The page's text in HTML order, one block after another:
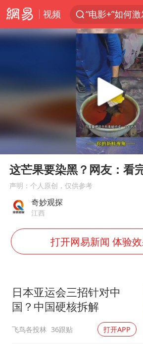
视频
向鹏0-3不敌张
台风白海豚加
“新疆阿勒泰八
陈幸同晋级
“立秋的第一
宇树科技中一
夯实基础开新
Play
00:00
这芒果要染黑？网友：看
声明：个人原创，仅供参考
奇妙观探
江西
打开网易新闻 体验
日本亚运会三招针对中
国？中国硬核拆解
飞鸟各投林 36跟贴 打开APP